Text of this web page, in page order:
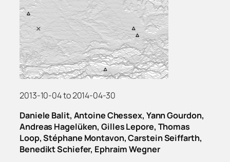
2013-10-04 to 2014-04-30
Daniele Balit, Antoine Chessex, Yann Gourdon,
Andreas Hagelüken, Gilles Lepore, Thomas
Loop, Stéphane Montavon, Carstein Seiffarth,
Benedikt Schiefer, Ephraim Wegner